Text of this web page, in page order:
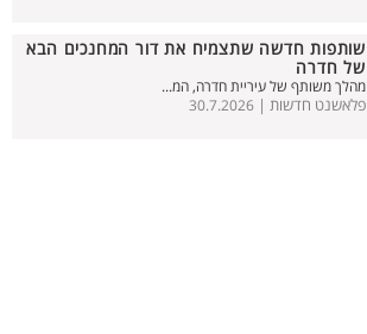
שותפות חדשה שתצמיח את דור המחנכים הבא
של חדרה
מהלך משותף של עיריית חדרה, המ...
פלאשנט חדשות | 30.7.2026